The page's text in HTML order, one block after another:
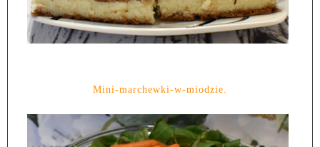
Mini-marchewki-w-miodzie.